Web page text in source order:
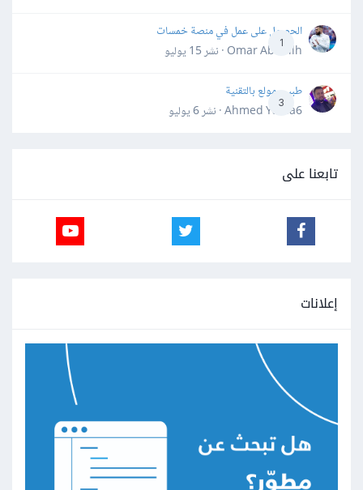
1
الحصول على عمل في منصة خمسات
Omar Abdallh · نشر
15 يوليو
3
طبيب مولع بالتقنية
Ahmed Yahia6 · نشر
6 يوليو
تابعنا على
إعلانات